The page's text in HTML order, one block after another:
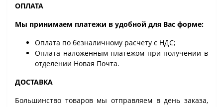
ОПЛАТА
Мы принимаем платежи в удобной для Вас форме:
Оплата по безналичному расчету с НДС;
Оплата наложенным платежом при получении в
отделении Новая Почта.
ДОСТАВКА
Большинство товаров мы отправляем в день заказа,